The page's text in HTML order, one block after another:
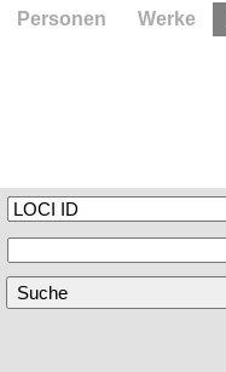
Personen Werke